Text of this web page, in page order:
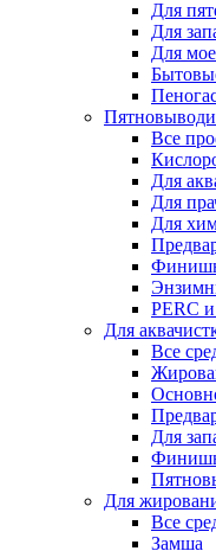
Для
Для
Для
Все
Для
Для
Для
PERC
Для
Все
Для
Для
Все
Замша